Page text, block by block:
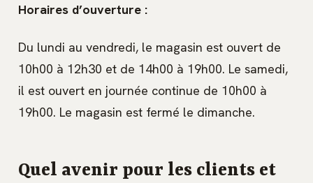
Horaires d’ouverture :
Du lundi au vendredi, le magasin est ouvert de
10h00 à 12h30 et de 14h00 à 19h00. Le samedi,
il est ouvert en journée continue de 10h00 à
19h00. Le magasin est fermé le dimanche.
Quel avenir pour les clients et